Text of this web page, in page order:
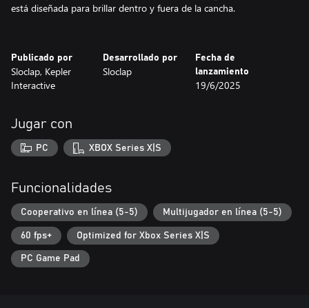
está diseñada para brillar dentro y fuera de la cancha.
Publicado por
Sloclap, Kepler
Interactive
Desarrollado por
Sloclap
Fecha de
lanzamiento
19/6/2025
Jugar con
PC XBOX Series X|S
Funcionalidades
Cooperativo en línea (5-5) Multijugador en línea (5-5)
60 fps+ Optimized for Xbox Series X|S
PC Game Pad